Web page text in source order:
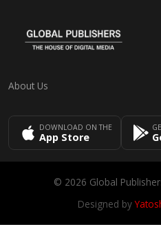
About Us
DOWNLOAD ON THE
App Store
© 2026 Global
Designed by